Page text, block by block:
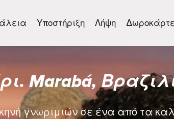
Υποστήριξη Λήψη
Marabá,
γνωριμιών σε ένα από τα